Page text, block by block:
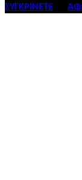
ΣΥΓΚΡΊΝΕΤΕ